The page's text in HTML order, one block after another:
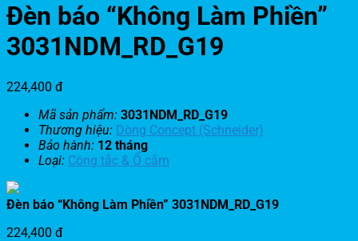
Đèn báo “Không Làm Phiền”
3031NDM_RD_G19
224,400 đ
Mã sản phẩm: 3031NDM_RD_G19
Thương hiệu: Dòng Concept (Schneider)
Bảo hành: 12 tháng
Loại: Công tắc & Ổ cắm
Đèn báo “Không Làm Phiền” 3031NDM_RD_G19
224,400 đ